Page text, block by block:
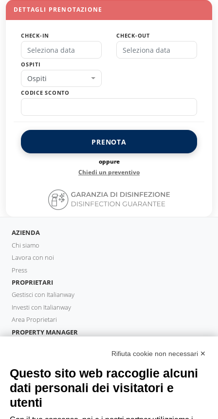
DETTAGLI PRENOTAZIONE
CHECK-IN CHECK-OUT
OSPITI
Ospiti
CODICE SCONTO
PRENOTA
oppure
Chiedi un preventivo
AZIENDA
Chi siamo
Lavora con noi
Press
PROPRIETARI
Gestisci con Italianway
Investi con Italianway
Area Proprietari
PROPERTY MANAGER
OSPITI
Prenota un soggiorno
Soggiorni lunghi
Esperienze per gli ospiti
Rifiuta cookie non necessari ✕
Questo sito web raccoglie alcuni
dati personali dei visitatori e
utenti